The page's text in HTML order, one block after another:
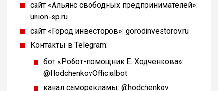
сайт «Альянс свободных предпринимателей»:
union-sp.ru
сайт «Город инвесторов»: gorodinvestorov.ru
Контакты в Telegram:
бот «Робот-помощник Е. Ходченкова»:
@HodchenkovOfficialbot
канал саморекламы: @hodchenkov